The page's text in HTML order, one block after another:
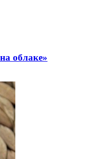
облаке»